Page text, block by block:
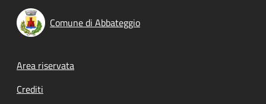
Comune di Abbateggio
Footer menu
Area riservata
Crediti